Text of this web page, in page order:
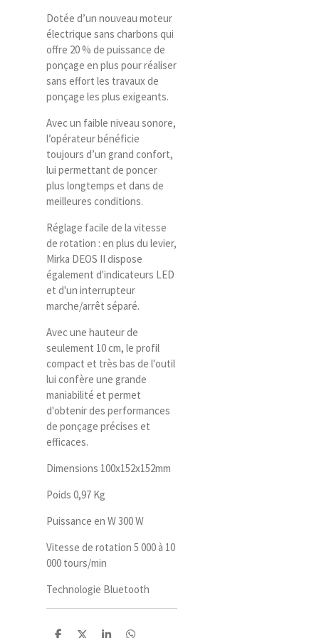
Dotée d’un nouveau moteur
électrique sans charbons qui
offre 20 % de puissance de
ponçage en plus pour réaliser
sans effort les travaux de
ponçage les plus exigeants.
Avec un faible niveau sonore,
l’opérateur bénéficie
toujours d’un grand confort,
lui permettant de poncer
plus longtemps et dans de
meilleures conditions.
Réglage facile de la vitesse
de rotation : en plus du levier,
Mirka DEOS II dispose
également d'indicateurs LED
et d'un interrupteur
marche/arrêt séparé.
Avec une hauteur de
seulement 10 cm, le profil
compact et très bas de l'outil
lui confère une grande
maniabilité et permet
d'obtenir des performances
de ponçage précises et
efficaces.
Dimensions 100x152x152mm
Poids 0,97 Kg
Puissance en W 300 W
Vitesse de rotation 5 000 à 10
000 tours/min
Technologie Bluetooth